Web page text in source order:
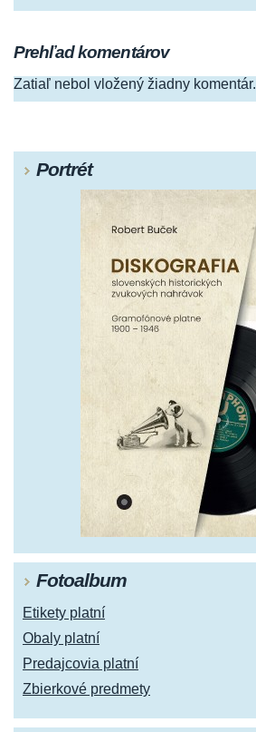
Prehľad komentárov
Zatiaľ nebol vložený žiadny komentár.
Portrét
Fotoalbum
Etikety platní
Obaly platní
Predajcovia platní
Zbierkové predmety